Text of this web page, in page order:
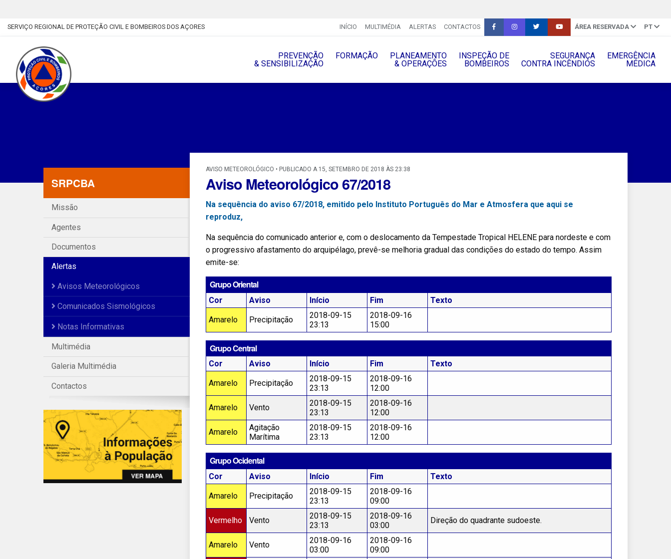
SERVIÇO REGIONAL DE PROTEÇÃO CIVIL E BOMBEIROS DOS AÇORES INÍCIO MULTIMÉDIA ALERTAS CONTACTOS ÁREA RESERVADA PT
PREVENÇÃO
& SENSIBILIZAÇÃO
FORMAÇÃO
PLANEAMENTO
& OPERAÇÔES
INSPEÇÃO DE
BOMBEIROS
SEGURANÇA
CONTRA INCÊNDIOS
EMERGÊNCIA
MÉDICA
SRPCBA
Missão
Agentes
Documentos
Alertas
Avisos Meteorológicos
Comunicados Sismológicos
Notas Informativas
Multimédia
Galeria Multimédia
Contactos
AVISO METEOROLÓGICO • PUBLICADO A 15, SETEMBRO DE 2018 ÀS 23:38
Aviso Meteorológico 67/2018
Na sequência do aviso 67/2018, emitido pelo Instituto Português do Mar e Atmosfera que aqui se
reproduz,
Na sequência do comunicado anterior e, com o deslocamento da Tempestade Tropical HELENE para nordeste e com
o progressivo afastamento do arquipélago, prevê-se melhoria gradual das condições do estado do tempo. Assim
emite-se:
Grupo Oriental
Cor Aviso Início Fim Texto
Amarelo Precipitação
2018-09-15
23:13
2018-09-16
15:00
Grupo Central
Cor Aviso Início Fim Texto
Amarelo Precipitação
2018-09-15
23:13
2018-09-16
12:00
Amarelo Vento
2018-09-15
23:13
2018-09-16
12:00
Amarelo
Agitação
Marítima
2018-09-15
23:13
2018-09-16
12:00
Grupo Ocidental
Cor Aviso Início Fim Texto
Amarelo Precipitação
2018-09-15
23:13
2018-09-16
09:00
Vermelho Vento
2018-09-15
23:13
2018-09-16
03:00
Direção do quadrante sudoeste.
Amarelo Vento
2018-09-16
03:00
2018-09-16
09:00